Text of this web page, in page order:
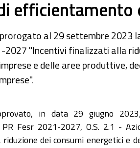
efficientamento
al 29 settembre 2023
2027 "Incentivi finalizzati alla
e delle aree produttive,
in data 29 giugno
Fesr 2021-2027, O.S. 2.1 -
dei consumi energetici e